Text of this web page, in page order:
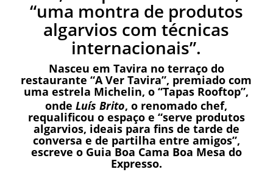
“uma montra de produtos
algarvios com técnicas
internacionais”.
Nasceu em Tavira no terraço do
restaurante “A Ver Tavira”, premiado com
uma estrela Michelin, o “Tapas Rooftop”,
ondeLuís Brito, o renomado chef,
requalificou o espaço e “serve produtos
algarvios, ideais para fins de tarde de
conversa e de partilha entre amigos”,
escreve o Guia Boa Cama Boa Mesa do
Expresso.